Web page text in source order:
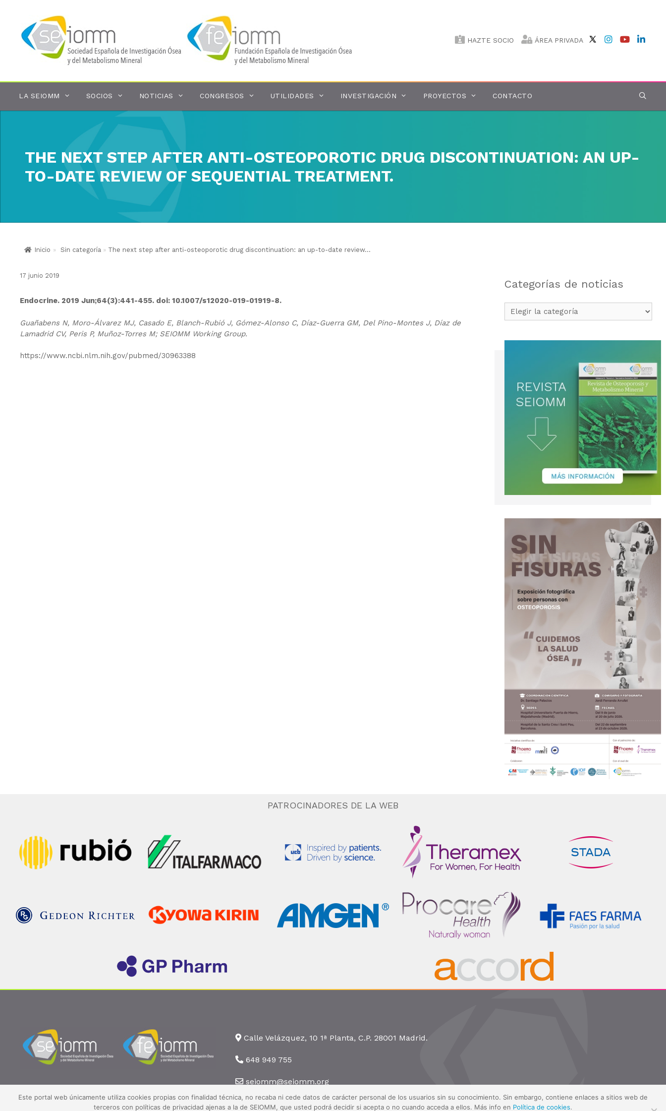
contenido
HAZTE SOCIO ÁREA PRIVADA
LA SEIOMM SOCIOS NOTICIAS CONGRESOS UTILIDADES INVESTIGACIÓN PROYECTOS CONTACTO
THE NEXT STEP AFTER ANTI-OSTEOPOROTIC DRUG DISCONTINUATION: AN UP-
TO-DATE REVIEW OF SEQUENTIAL TREATMENT.
Inicio » Sin categoría » The next step after anti-osteoporotic drug discontinuation: an up-to-date review...
17 junio 2019
Endocrine. 2019 Jun;64(3):441-455. doi: 10.1007/s12020-019-01919-8.
Guañabens N, Moro-Álvarez MJ, Casado E, Blanch-Rubió J, Gómez-Alonso C, Díaz-Guerra GM, Del Pino-Montes J, Díaz de
Lamadrid CV, Peris P, Muñoz-Torres M; SEIOMM Working Group.
https://www.ncbi.nlm.nih.gov/pubmed/30963388
Categorías de noticias
Categorías
de
PATROCINADORES DE LA WEB
Calle Velázquez, 10 1ª Planta, C.P. 28001 Madrid.
648 949 755
seiomm@seiomm.org
Este portal web únicamente utiliza cookies propias con finalidad técnica, no recaba ni cede datos de carácter personal de los usuarios sin su conocimiento. Sin embargo, contiene enlaces a sitios web de
terceros con políticas de privacidad ajenas a la de SEIOMM, que usted podrá decidir si acepta o no cuando acceda a ellos. Más info en Política de cookies.